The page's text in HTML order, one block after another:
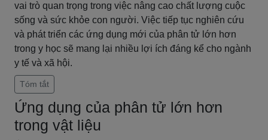
vai trò quan trọng trong việc nâng cao chất lượng cuộc
sống và sức khỏe con người. Việc tiếp tục nghiên cứu
và phát triển các ứng dụng mới của phân tử lớn hơn
trong y học sẽ mang lại nhiều lợi ích đáng kể cho ngành
y tế và xã hội.
Tóm tắt
Ứng dụng của phân tử lớn hơn
trong vật liệu